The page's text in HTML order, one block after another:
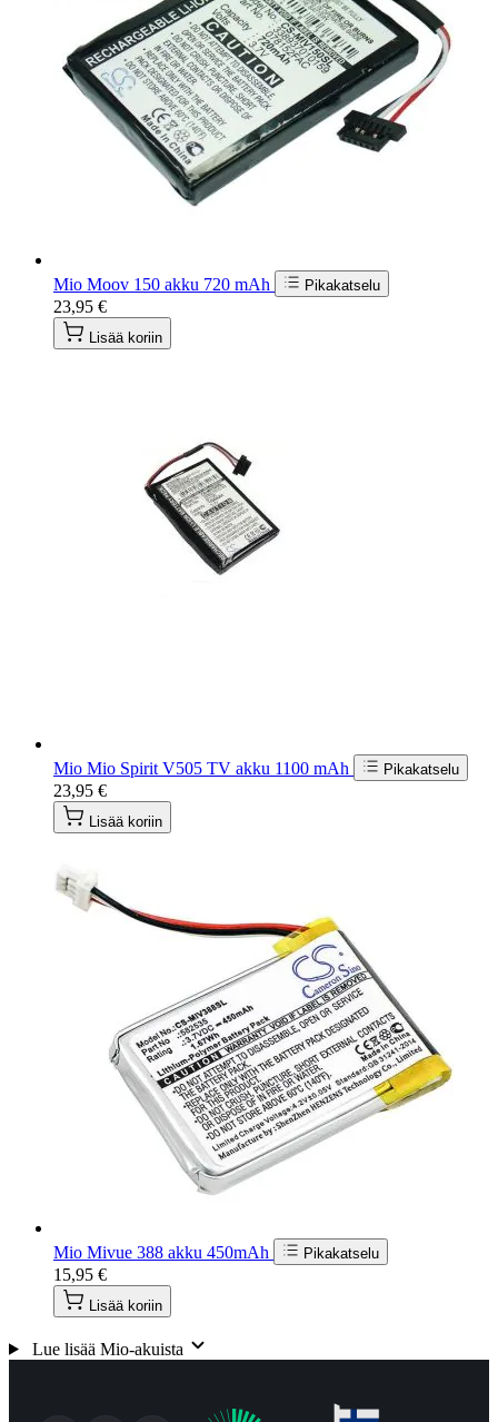
Mio Moov 150 akku 720 mAh Pikakatselu
23,95 €
Lisää koriin
Mio Mio Spirit V505 TV akku 1100 mAh Pikakatselu
23,95 €
Lisää koriin
Mio Mivue 388 akku 450mAh Pikakatselu
15,95 €
Lisää koriin
Lue lisää Mio-akuista